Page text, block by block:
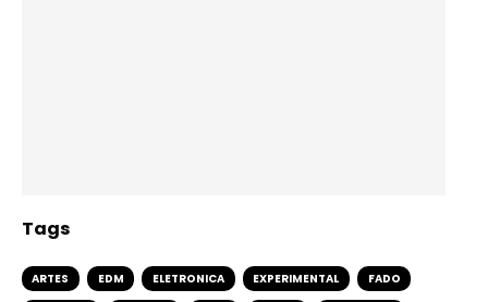
Tags
ARTES EDM ELETRONICA EXPERIMENTAL FADO